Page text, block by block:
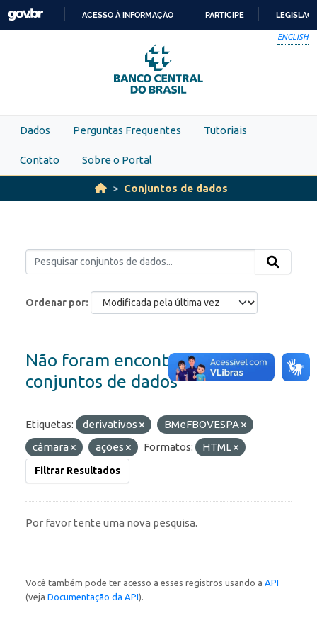
Skip to main content
PARA
O
CONTEÚDO
ACESSO À INFORMAÇÃO PARTICIPE
ENGLISH
Dados Perguntas Frequentes Tutoriais
Contato Sobre o Portal
Conjuntos de dados
Ordenar por
Não foram encontrados
conjuntos de dados
Etiquetas: derivativos
BMeFBOVESPA
câmara
ações Formatos: HTML
Filtrar Resultados
Por favor tente uma nova pesquisa.
Você também pode ter acesso a esses registros usando a API
(veja Documentação da API).